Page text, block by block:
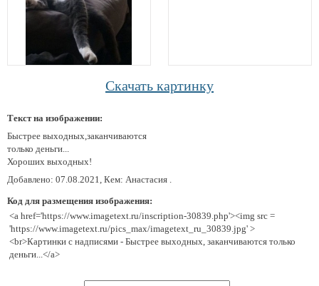
Скачать картинку
Текст на изображении:
Быстрее выходных,заканчиваются
только деньги...
Хороших выходных!
Добавлено: 07.08.2021, Кем: Анастасия .
Код для размещения изображения:
<a href='https://www.imagetext.ru/inscription-30839.php'><img src =
'https://www.imagetext.ru/pics_max/imagetext_ru_30839.jpg' >
<br>Картинки с надписями - Быстрее выходных, заканчиваются только
деньги...</a>